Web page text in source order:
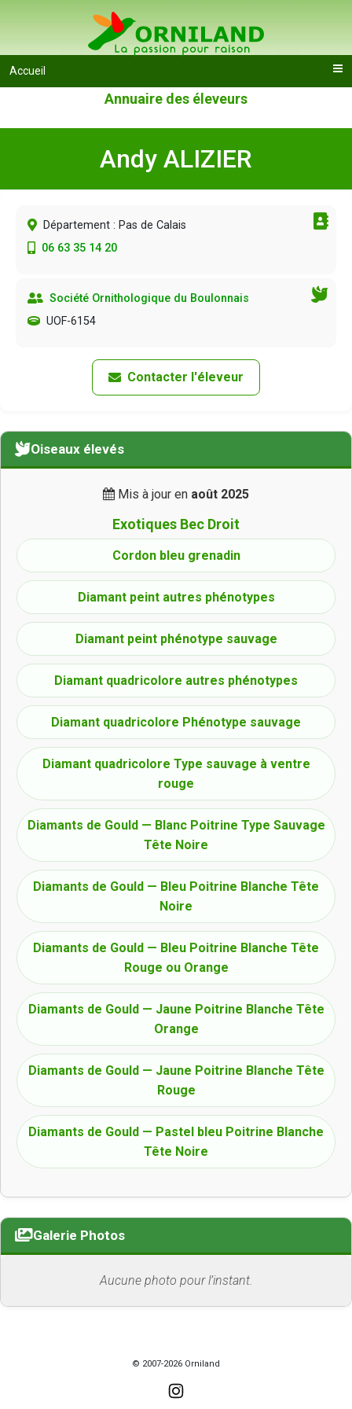
Accueil
Annuaire des éleveurs
Andy ALIZIER
Département : Pas de Calais
06 63 35 14 20
Société Ornithologique du Boulonnais
UOF-6154
Contacter l'éleveur
Oiseaux élevés
Mis à jour en août 2025
Exotiques Bec Droit
Cordon bleu grenadin
Diamant peint autres phénotypes
Diamant peint phénotype sauvage
Diamant quadricolore autres phénotypes
Diamant quadricolore Phénotype sauvage
Diamant quadricolore Type sauvage à ventre
rouge
Diamants de Gould — Blanc Poitrine Type Sauvage
Tête Noire
Diamants de Gould — Bleu Poitrine Blanche Tête
Noire
Diamants de Gould — Bleu Poitrine Blanche Tête
Rouge ou Orange
Diamants de Gould — Jaune Poitrine Blanche Tête
Orange
Diamants de Gould — Jaune Poitrine Blanche Tête
Rouge
Diamants de Gould — Pastel bleu Poitrine Blanche
Tête Noire
Galerie Photos
Aucune photo pour l’instant.
© 2007-2026 Orniland